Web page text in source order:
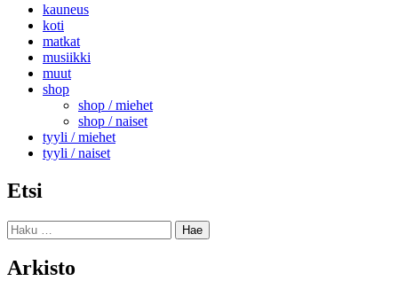
kauneus
koti
matkat
musiikki
muut
shop
shop / miehet
shop / naiset
tyyli / miehet
tyyli / naiset
Etsi
Haku:
Arkisto